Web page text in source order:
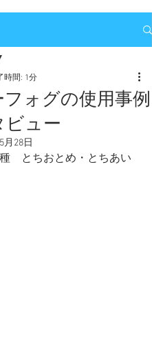
ォグの使用事例
ビュー
時間: 1分
月28日
　とちおとめ・とちあい